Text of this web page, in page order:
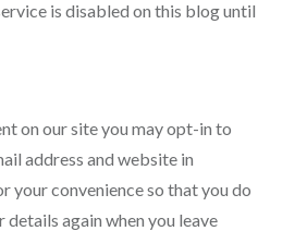
is disabled on this blog until
on our site you may opt-in to
address and website in
your convenience so that you do
again when you leave